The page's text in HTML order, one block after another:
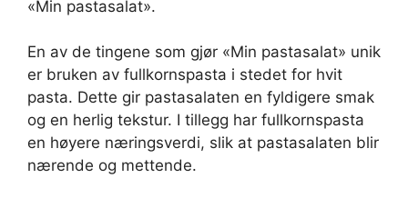
«Min pastasalat».
En av de tingene som gjør «Min pastasalat» unik
er bruken av fullkornspasta i stedet for hvit
pasta. Dette gir pastasalaten en fyldigere smak
og en herlig tekstur. I tillegg har fullkornspasta
en høyere næringsverdi, slik at pastasalaten blir
nærende og mettende.